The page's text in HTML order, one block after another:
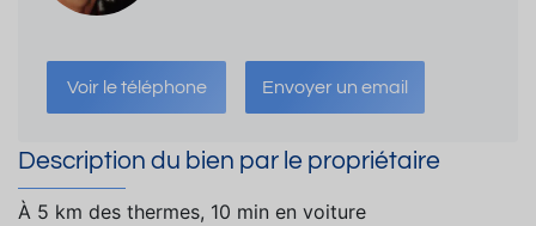
Voir le téléphone Envoyer un email
Description du bien par le propriétaire
À 5 km des thermes, 10 min en voiture